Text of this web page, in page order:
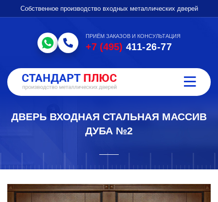
Собственное производство входных металлических дверей
ПРИЁМ ЗАКАЗОВ И КОНСУЛЬТАЦИЯ
+7 (495) 411-26-77
ДВЕРЬ ВХОДНАЯ СТАЛЬНАЯ МАССИВ
ДУБА №2